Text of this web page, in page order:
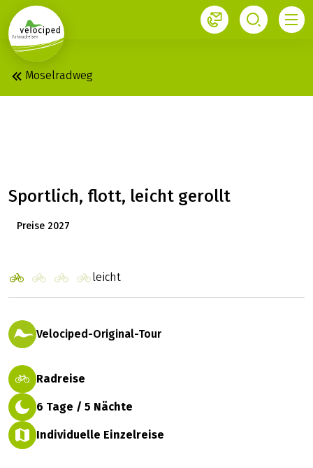
1
Moselradweg
Sportlich, flott, leicht gerollt
Preise 2027
Radreise
6 Tage / 5 Nächte
Individuelle Einzelreise
Velociped-Original-Tour
leicht